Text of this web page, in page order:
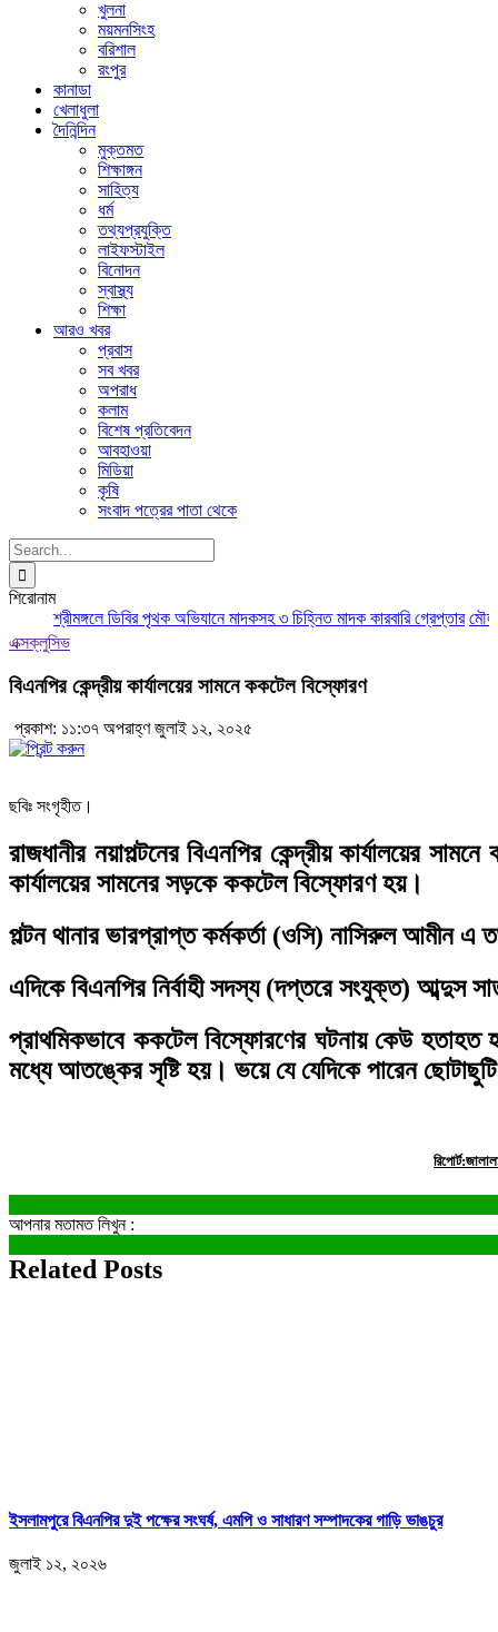
খুলনা
ময়মনসিংহ
বরিশাল
রংপুর
কানাডা
খেলাধুলা
দৈনিন্দিন
মুক্তমত
শিক্ষাঙ্গন
সাহিত্য
ধর্ম
তথ্যপ্রযুক্তি
লাইফস্টাইল
বিনোদন
স্বাস্থ্য
শিক্ষা
আরও খবর
প্রবাস
সব খবর
অপরাধ
কলাম
বিশেষ প্রতিবেদন
আবহাওয়া
মিডিয়া
কৃষি
সংবাদ পত্রের পাতা থেকে
Search
for:
শিরোনাম
শ্রীমঙ্গলে ডিবির পৃথক অভিযানে মাদকসহ ৩ চিহ্নিত মাদক কারবারি গ্রেপ্তার
এক্সক্লুসিভ
বিএনপির কেন্দ্রীয় কার্যালয়ের সামনে ককটেল বিস্ফোরণ
প্রকাশ: ১১:৩৭ অপরাহ্ণ জুলাই ১২, ২০২৫
ছবিঃ সংগৃহীত।
রাজধানীর নয়াপল্টনের বিএনপির কেন্দ্রীয় কার্যালয়ের
কার্যালয়ের সামনের সড়কে ককটেল বিস্ফোরণ হয়।
পল্টন থানার ভারপ্রাপ্ত কর্মকর্তা (ওসি) নাসিরুল আমীন এ
এদিকে বিএনপির নির্বাহী সদস্য (দপ্তরে সংযুক্ত) আব্দুস
প্রাথমিকভাবে ককটেল বিস্ফোরণের ঘটনায় কেউ হতাহত
মধ্যে আতঙ্কের সৃষ্টি হয়। ভয়ে যে যেদিকে পারেন
আপনার মতামত লিখুন :
Related Posts
ইসলামপুরে বিএনপির দুই পক্ষের সংঘর্ষ, এমপি ও সাধারণ সম্পাদকের গাড়ি ভাঙচুর
জুলাই ১২, ২০২৬